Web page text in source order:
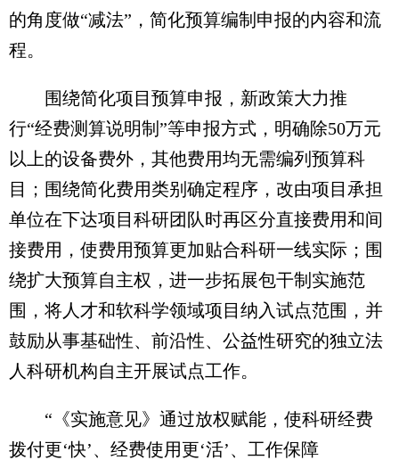
的角度做“减法”，简化预算编制申报的内容和流
程。
围绕简化项目预算申报，新政策大力推
行“经费测算说明制”等申报方式，明确除50万元
以上的设备费外，其他费用均无需编列预算科
目；围绕简化费用类别确定程序，改由项目承担
单位在下达项目科研团队时再区分直接费用和间
接费用，使费用预算更加贴合科研一线实际；围
绕扩大预算自主权，进一步拓展包干制实施范
围，将人才和软科学领域项目纳入试点范围，并
鼓励从事基础性、前沿性、公益性研究的独立法
人科研机构自主开展试点工作。
“《实施意见》通过放权赋能，使科研经费
拨付更‘快’、经费使用更‘活’、工作保障